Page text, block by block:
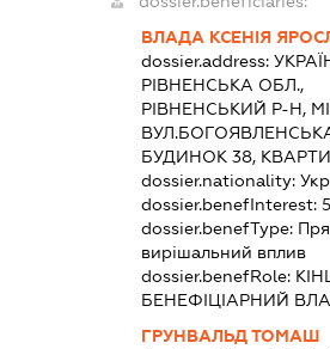
ВЛАДА КСЕНІЯ
dossier.address:
РІВНЕНСЬКА ОБЛ.,
РІВНЕНСЬКИЙ Р-Н,
БУДИНОК 38,
dossier.nationality:
dossier.benefInterest:
dossier.benefType:
вирішальний вплив
dossier.benefRole:
БЕНЕФІЦІАРНИЙ
ГРУНВАЛЬД ТОМАШ